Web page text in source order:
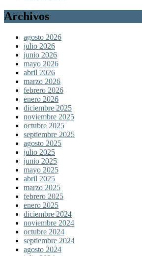
Archivos
agosto 2026
julio 2026
junio 2026
mayo 2026
abril 2026
marzo 2026
febrero 2026
enero 2026
diciembre 2025
noviembre 2025
octubre 2025
septiembre 2025
agosto 2025
julio 2025
junio 2025
mayo 2025
abril 2025
marzo 2025
febrero 2025
enero 2025
diciembre 2024
noviembre 2024
octubre 2024
septiembre 2024
agosto 2024